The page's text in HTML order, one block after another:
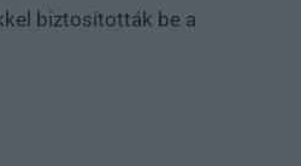
biztosították be a